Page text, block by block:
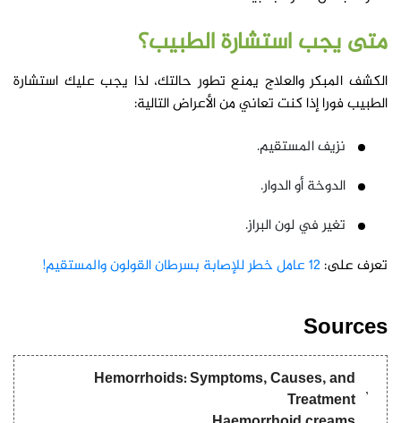
متى يجب استشارة الطبيب؟
الكشف المبكر والعلاج يمنع تطور حالتك، لذا يجب عليك استشارة
الطبيب فورا إذا كنت تعاني من الأعراض التالية:
نزيف المستقيم.
الدوخة أو الدوار.
تغير في لون البراز.
تعرف على:12 عامل خطر للإصابة بسرطان القولون والمستقيم!
Sources
Hemorrhoids: Symptoms, Causes, and
Treatment